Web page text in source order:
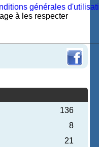
générales
à les respecter
136
8
21